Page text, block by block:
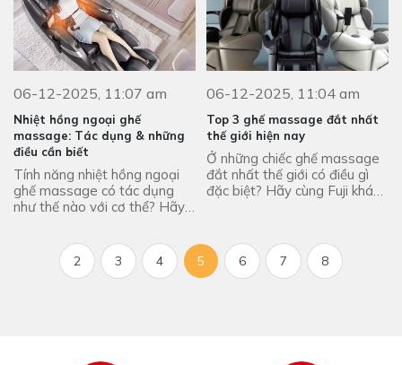
06-12-2025, 11:07 am
Nhiệt hồng ngoại ghế
massage: Tác dụng & những
điều cần biết
Tính năng nhiệt hồng ngoại
ghế massage có tác dụng
như thế nào với cơ thể? Hãy
06-12-2025, 11:04 am
Top 3 ghế massage đắt nhất
thế giới hiện nay
Ở những chiếc ghế massage
đắt nhất thế giới có điều gì
đặc biệt? Hãy cùng Fuji khám
2 3 4 5 6 7 8